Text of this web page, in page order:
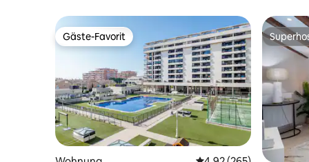
Gäste-Favorit
Gäste-Favorit